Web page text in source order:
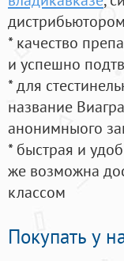
* качество
и успешно
* для
название
анонимныого
* быстрая и
же возможна
классом
Покупать у